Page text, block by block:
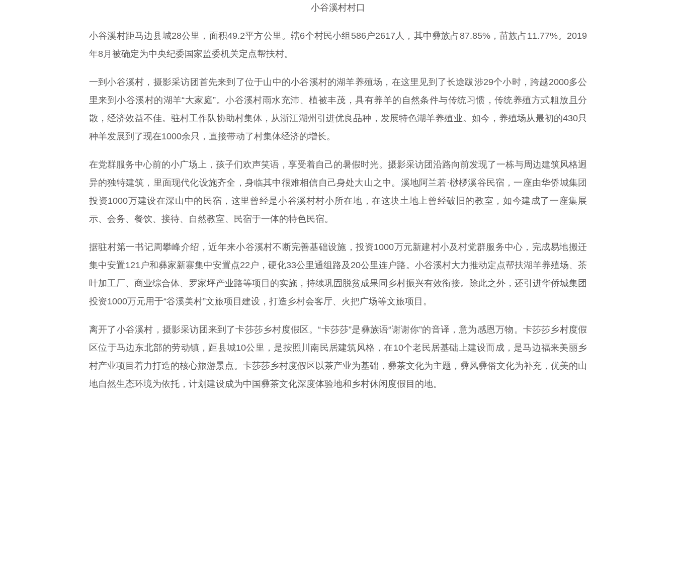
小谷溪村村口
小谷溪村距马边县城28公里，面积49.2平方公里。辖6个村民小组586户2617人，其中彝族占87.85%，苗族占11.77%。2019
年8月被确定为中央纪委国家监委机关定点帮扶村。
一到小谷溪村，摄影采访团首先来到了位于山中的小谷溪村的湖羊养殖场，在这里见到了长途跋涉29个小时，跨越2000多公
里来到小谷溪村的湖羊“大家庭”。小谷溪村雨水充沛、植被丰茂，具有养羊的自然条件与传统习惯，传统养殖方式粗放且分
散，经济效益不佳。驻村工作队协助村集体，从浙江湖州引进优良品种，发展特色湖羊养殖业。如今，养殖场从最初的430只
种羊发展到了现在1000余只，直接带动了村集体经济的增长。
在党群服务中心前的小广场上，孩子们欢声笑语，享受着自己的暑假时光。摄影采访团沿路向前发现了一栋与周边建筑风格迥
异的独特建筑，里面现代化设施齐全，身临其中很难相信自己身处大山之中。溪地阿兰若·桫椤溪谷民宿，一座由华侨城集团
投资1000万建设在深山中的民宿，这里曾经是小谷溪村村小所在地，在这块土地上曾经破旧的教室，如今建成了一座集展
示、会务、餐饮、接待、自然教室、民宿于一体的特色民宿。
据驻村第一书记周攀峰介绍，近年来小谷溪村不断完善基础设施，投资1000万元新建村小及村党群服务中心，完成易地搬迁
集中安置121户和彝家新寨集中安置点22户，硬化33公里通组路及20公里连户路。小谷溪村大力推动定点帮扶湖羊养殖场、茶
叶加工厂、商业综合体、罗家坪产业路等项目的实施，持续巩固脱贫成果同乡村振兴有效衔接。除此之外，还引进华侨城集团
投资1000万元用于“谷溪美村”文旅项目建设，打造乡村会客厅、火把广场等文旅项目。
离开了小谷溪村，摄影采访团来到了卡莎莎乡村度假区。“卡莎莎”是彝族语“谢谢你”的音译，意为感恩万物。卡莎莎乡村度假
区位于马边东北部的劳动镇，距县城10公里，是按照川南民居建筑风格，在10个老民居基础上建设而成，是马边福来美丽乡
村产业项目着力打造的核心旅游景点。卡莎莎乡村度假区以茶产业为基础，彝茶文化为主题，彝风彝俗文化为补充，优美的山
地自然生态环境为依托，计划建设成为中国彝茶文化深度体验地和乡村休闲度假目的地。